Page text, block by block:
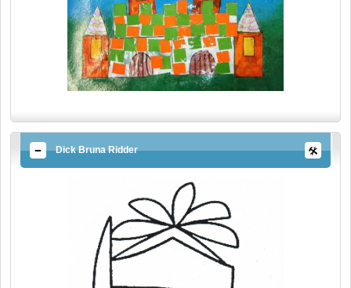
Dick Bruna Ridder